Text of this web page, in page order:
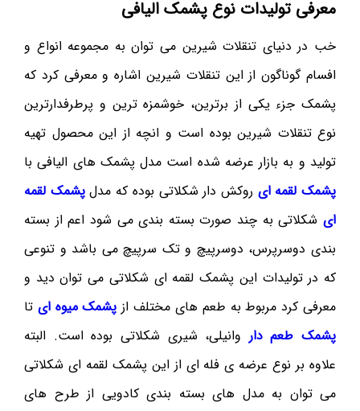
معرفی تولیدات نوع پشمک الیافی
خب در دنیای تنقلات شیرین می توان به مجموعه انواع و
افسام گوناگون از این تنقلات شیرین اشاره و معرفی کرد که
پشمک جزء یکی از برترین، خوشمزه ترین و پرطرفدارترین
نوع تنقلات شیرین بوده است و انچه از این محصول تهیه
تولید و به بازار عرضه شده است مدل پشمک های الیافی با
پشمک لقمه ای روکش دار شکلاتی بوده که مدلپشمک لقمه
ای شکلاتی به چند صورت بسته بندی می شود اعم از بسته
بندی دوسرپرس، دوسرپیچ و تک سرپیچ می باشد و تنوعی
که در تولیدات این پشمک لقمه ای شکلاتی می توان دید و
معرفی کرد مربوط به طعم های مختلف از پشمک میوه ای تا
پشمک طعم دار وانیلی، شیری شکلاتی بوده است. البته
علاوه بر نوع عرضه ی فله ای از این پشمک لقمه ای شکلاتی
می توان به مدل های بسته بندی کادویی از طرح های